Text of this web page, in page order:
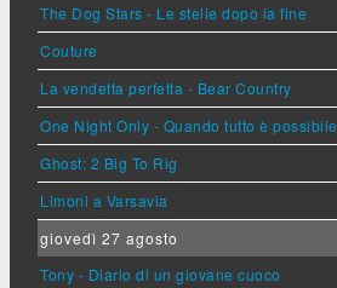
The Dog Stars - Le stelle dopo la fine
Couture
La vendetta perfetta - Bear Country
One Night Only - Quando tutto è possibile
Ghost: 2 Big To Rig
Limoni a Varsavia
giovedì 27 agosto
Tony - Diario di un giovane cuoco